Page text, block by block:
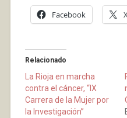
Facebook
Relacionado
La Rioja en marcha
contra el cáncer, “IX
Carrera de la Mujer por
la Investigación”